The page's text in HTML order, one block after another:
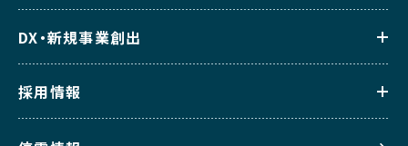
DX・新規事業創出
採用情報